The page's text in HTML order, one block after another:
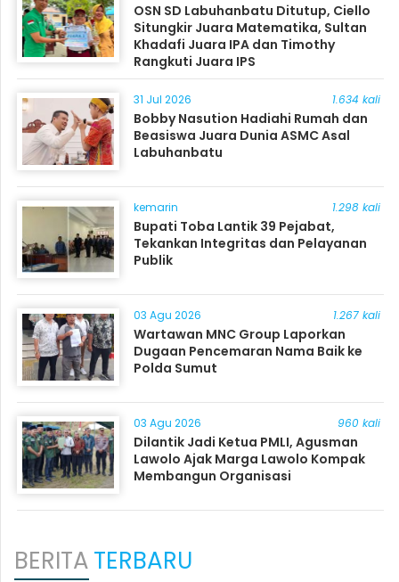
OSN SD Labuhanbatu Ditutup, Ciello
Situngkir Juara Matematika, Sultan
Khadafi Juara IPA dan Timothy
Rangkuti Juara IPS
31 Jul 2026 1.634 kali
Bobby Nasution Hadiahi Rumah dan
Beasiswa Juara Dunia ASMC Asal
Labuhanbatu
kemarin 1.298 kali
Bupati Toba Lantik 39 Pejabat,
Tekankan Integritas dan Pelayanan
Publik
03 Agu 2026 1.267 kali
Wartawan MNC Group Laporkan
Dugaan Pencemaran Nama Baik ke
Polda Sumut
03 Agu 2026 960 kali
Dilantik Jadi Ketua PMLI, Agusman
Lawolo Ajak Marga Lawolo Kompak
Membangun Organisasi
BERITATERBARU